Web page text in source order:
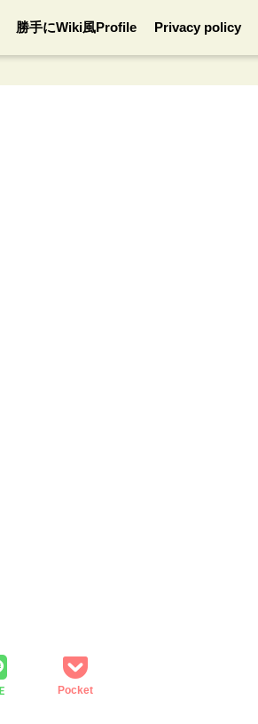
勝手にWiki風Profile Privacy policy
Pocket